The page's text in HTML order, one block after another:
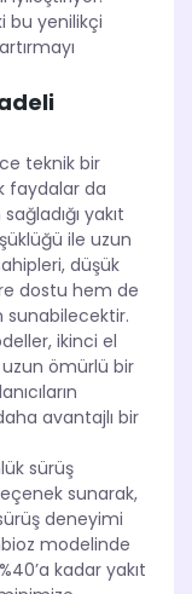
bu yenilikçi
teknik bir
faydalar da
yakıt
ile uzun
düşük
dostu hem de
sunabilecektir.
ikinci el
ömürlü bir
avantajlı bir
sürüş
sunarak,
deneyimi
modelinde
kadar yakıt